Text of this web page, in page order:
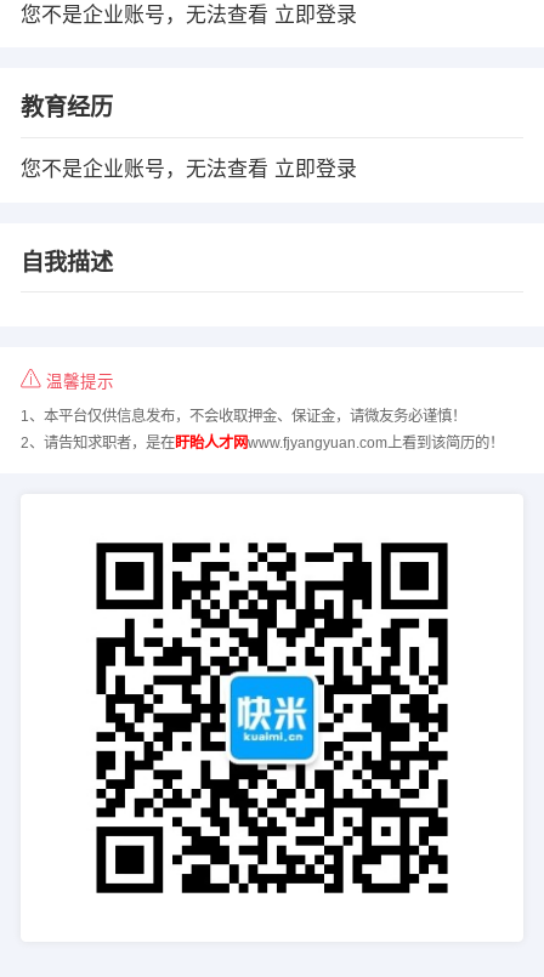
您不是企业账号，无法查看 立即登录
教育经历
您不是企业账号，无法查看 立即登录
自我描述
温馨提示
1、本平台仅供信息发布，不会收取押金、保证金，请微友务必谨慎！
2、请告知求职者，是在盱眙人才网www.fjyangyuan.com上看到该简历的！